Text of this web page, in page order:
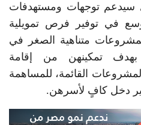
سيدعم توجهات ومستهدفات
في توفير فرص تمويلية
متناهية الصغر في
بهدف تمكينهن من إقامة
القائمة، للمساهمة
دخل كافٍ لأسرهن.